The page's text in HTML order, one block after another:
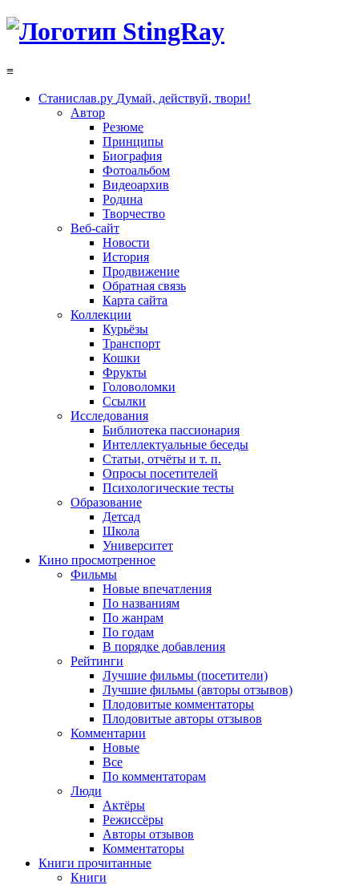
≡
Станислав.ру Думай, действуй, твори!
Автор
Резюме
Принципы
Биография
Фотоальбом
Видеоархив
Родина
Творчество
Веб-сайт
Новости
История
Продвижение
Обратная связь
Карта сайта
Коллекции
Курьёзы
Транспорт
Кошки
Фрукты
Головоломки
Ссылки
Исследования
Библиотека пассионария
Интеллектуальные беседы
Статьи, отчёты и т. п.
Опросы посетителей
Психологические тесты
Образование
Детсад
Школа
Университет
Кино просмотренное
Фильмы
Новые впечатления
По названиям
По жанрам
По годам
В порядке добавления
Рейтинги
Лучшие фильмы (посетители)
Лучшие фильмы (авторы отзывов)
Плодовитые комментаторы
Плодовитые авторы отзывов
Комментарии
Новые
Все
По комментаторам
Люди
Актёры
Режиссёры
Авторы отзывов
Комментаторы
Книги прочитанные
Книги